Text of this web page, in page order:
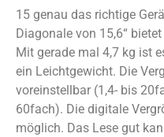
15 genau das richtige
Diagonale von 15,6“
Mit gerade mal 4,7 kg ist
ein Leichtgewicht. Die
voreinstellbar (1,4- bis
60fach). Die digitale
möglich. Das Lese gut